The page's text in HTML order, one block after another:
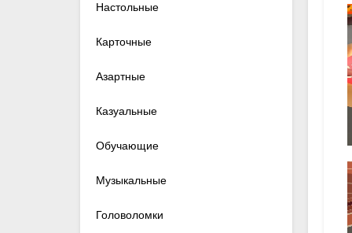
Настольные
Карточные
Азартные
Казуальные
Обучающие
Музыкальные
Головоломки